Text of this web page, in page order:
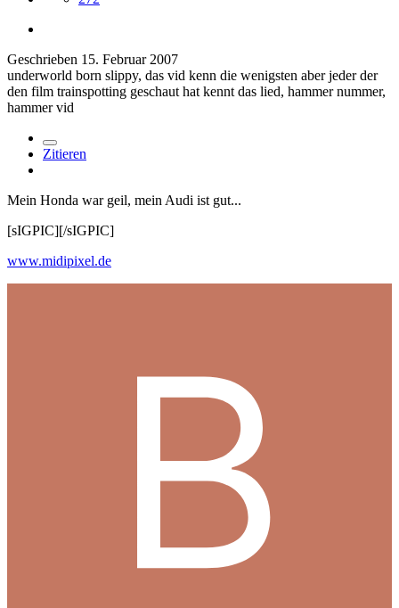
Geschrieben 15. Februar 2007
underworld born slippy, das vid kenn die wenigsten aber jeder der
den film trainspotting geschaut hat kennt das lied, hammer nummer,
hammer vid
Zitieren
Mein Honda war geil, mein Audi ist gut...
[sIGPIC][/sIGPIC]
www.midipixel.de